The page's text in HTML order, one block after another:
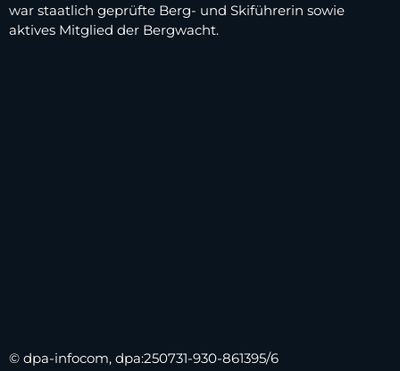
war staatlich geprüfte Berg- und Skiführerin sowie
aktives Mitglied der Bergwacht.
© dpa-infocom, dpa:250731-930-861395/6